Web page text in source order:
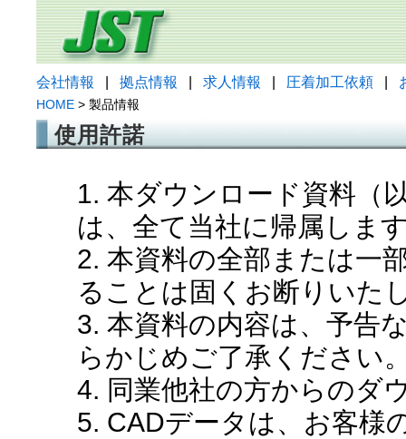
会社情報 拠点情報 求人情報 圧着加工依頼
HOME > 製品情報
使用許諾
1. 本ダウンロード資料（
は、全て当社に帰属しま
2. 本資料の全部または一
ることは固くお断りいた
3. 本資料の内容は、予告
らかじめご了承ください
4. 同業他社の方からのダ
5. CADデータは、お客様